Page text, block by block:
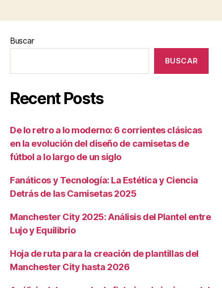
Buscar
BUSCAR
Recent Posts
De lo retro a lo moderno: 6 corrientes clásicas
en la evolución del diseño de camisetas de
fútbol a lo largo de un siglo
Fanáticos y Tecnología: La Estética y Ciencia
Detrás de las Camisetas 2025
Manchester City 2025: Análisis del Plantel entre
Lujo y Equilibrio
Hoja de ruta para la creación de plantillas del
Manchester City hasta 2026